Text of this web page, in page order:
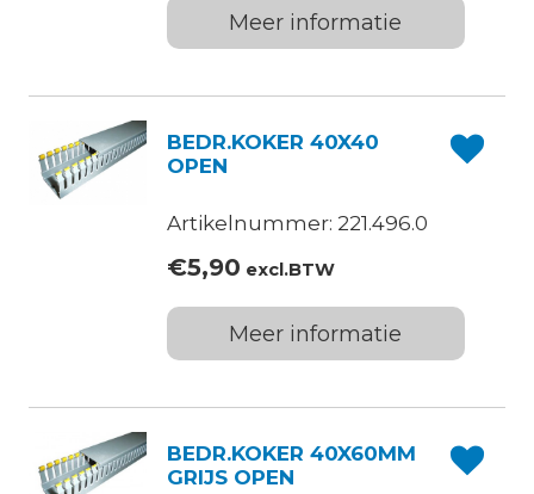
Meer informatie
BEDR.KOKER 40X40
OPEN
Artikelnummer: 221.496.0
€5,90 excl.BTW
Meer informatie
BEDR.KOKER 40X60MM
GRIJS OPEN